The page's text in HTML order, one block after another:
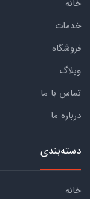
خانه
خدمات
فروشگاه
وبلاگ
تماس با ما
درباره ما
دسته‌بندی
خانه